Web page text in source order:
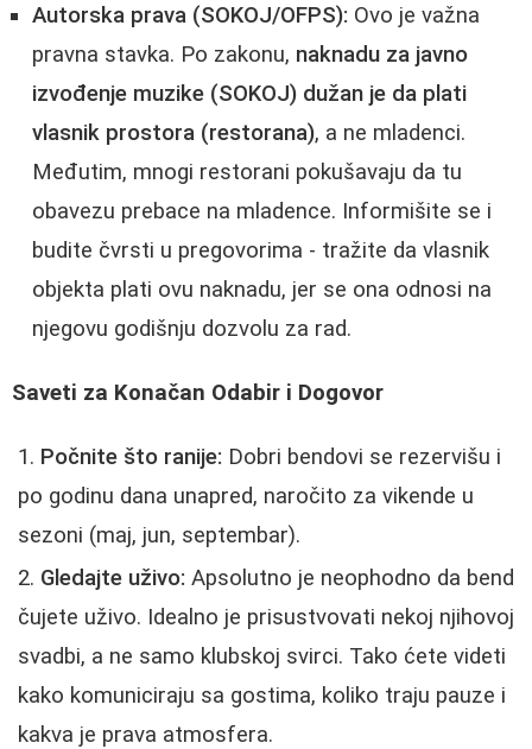
Autorska prava (SOKOJ/OFPS): Ovo je važna
pravna stavka. Po zakonu, naknadu za javno
izvođenje muzike (SOKOJ) dužan je da plati
vlasnik prostora (restorana), a ne mladenci.
Međutim, mnogi restorani pokušavaju da tu
obavezu prebace na mladence. Informišite se i
budite čvrsti u pregovorima - tražite da vlasnik
objekta plati ovu naknadu, jer se ona odnosi na
njegovu godišnju dozvolu za rad.
Saveti za Konačan Odabir i Dogovor
Počnite što ranije: Dobri bendovi se rezervišu i
po godinu dana unapred, naročito za vikende u
sezoni (maj, jun, septembar).
Gledajte uživo: Apsolutno je neophodno da bend
čujete uživo. Idealno je prisustvovati nekoj njihovoj
svadbi, a ne samo klubskoj svirci. Tako ćete videti
kako komuniciraju sa gostima, koliko traju pauze i
kakva je prava atmosfera.